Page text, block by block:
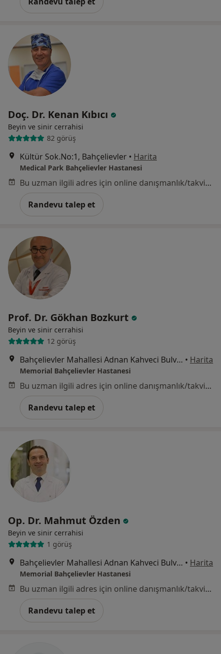
Doç. Dr. Kenan Kıbıcı
Beyin ve sinir cerrahisi
82 görüş
Kültür Sok.No:1, Bahçelievler • Harita
Medical Park Bahçelievler Hastanesi
Bu uzman ilgili adres için online danışmanlık/takvim sunmuyor.
Randevu talep et
Prof. Dr. Gökhan Bozkurt
Beyin ve sinir cerrahisi
12 görüş
Bahçelievler Mahallesi Adnan Kahveci Bulvarı No:227, Bahçelievler • Harita
Memorial Bahçelievler Hastanesi
Bu uzman ilgili adres için online danışmanlık/takvim sunmuyor.
Randevu talep et
Op. Dr. Mahmut Özden
Beyin ve sinir cerrahisi
1 görüş
Bahçelievler Mahallesi Adnan Kahveci Bulvarı No:227, Bahçelievler • Harita
Memorial Bahçelievler Hastanesi
Bu uzman ilgili adres için online danışmanlık/takvim sunmuyor.
Randevu talep et